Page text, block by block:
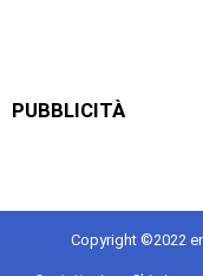
PUBBLICITÀ
Copyright ©2022